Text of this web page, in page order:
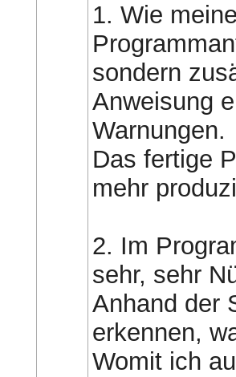
1. Wie
sondern
Anweisung
Warnungen.
Das fertige
mehr
2. Im
sehr, sehr
Anhand der
erkennen,
Womit ich